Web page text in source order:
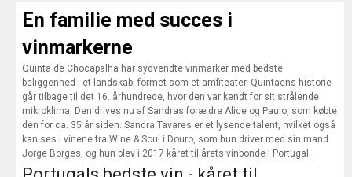
En familie med succes i
vinmarkerne
Quinta de Chocapalha har sydvendte vinmarker med bedste
beliggenhed i et landskab, formet som et amfiteater. Quintaens historie
går tilbage til det 16. århundrede, hvor den var kendt for sit strålende
mikroklima. Den drives nu af Sandras forældre Alice og Paulo, som købte
den for ca. 35 år siden. Sandra Tavares er et lysende talent, hvilket også
kan ses i vinene fra Wine & Soul i Douro, som hun driver med sin mand
Jorge Borges, og hun blev i 2017 kåret til årets vinbonde i Portugal.